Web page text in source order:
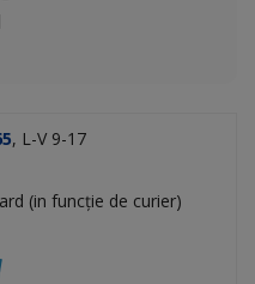
, L-V 9-17
(in funcție de curier)